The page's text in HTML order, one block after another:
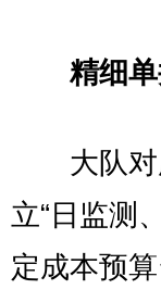
精细
大队对
立“日监测
定成本预